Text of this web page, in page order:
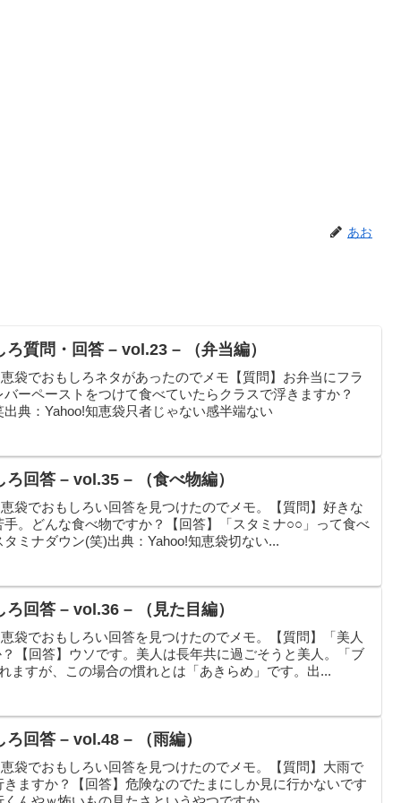
あお
ろ質問・回答 – vol.23 – （弁当編）
袋でおもしろネタがあったのでメモ【質問】お弁当にフラ
ーペーストをつけて食べていたらクラスで浮きますか？
出典：Yahoo!知恵袋只者じゃない感半端ない
ろ回答 – vol.35 – （食べ物編）
袋でおもしろい回答を見つけたのでメモ。【質問】好きな
手。どんな食べ物ですか？【回答】「スタミナ○○」って食べ
ミナダウン(笑)出典：Yahoo!知恵袋切ない...
ろ回答 – vol.36 – （見た目編）
袋でおもしろい回答を見つけたのでメモ。【質問】「美人
【回答】ウソです。美人は長年共に過ごそうと美人。「ブ
ますが、この場合の慣れとは「あきらめ」です。出...
ろ回答 – vol.48 – （雨編）
袋でおもしろい回答を見つけたのでメモ。【質問】大雨で
ますか？【回答】危険なのでたまにしか見に行かないです